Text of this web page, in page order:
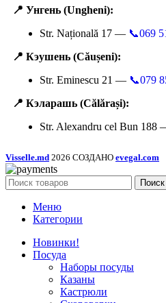
📍 Унгень (Ungheni):
Str. Națională 17 — 📞069
📍 Кэушень (Căușeni):
Str. Eminescu 21 — 📞079
📍 Кэларашь (Călărași):
Str. Alexandru cel Bun 188
Visselle.md 2026 СОЗДАНО evegal.com
Поиск
Меню
Категории
Новинки!
Посуда
Наборы посуды
Казаны
Кастрюли